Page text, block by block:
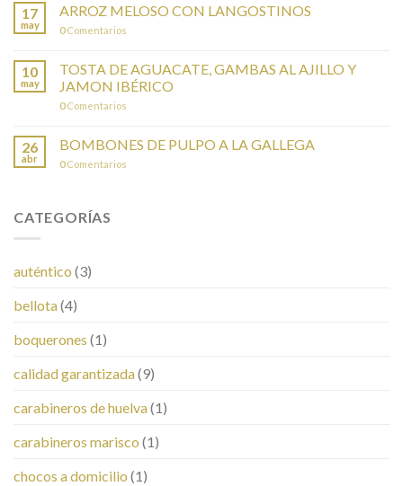
17
may
ARROZ MELOSO CON LANGOSTINOS
0Comentarios
10
may
TOSTA DE AGUACATE, GAMBAS AL AJILLO Y
JAMON IBÉRICO
0Comentarios
26
abr
BOMBONES DE PULPO A LA GALLEGA
0Comentarios
CATEGORÍAS
auténtico (3)
bellota(4)
boquerones (1)
calidad garantizada(9)
carabineros de huelva(1)
carabineros marisco (1)
chocos a domicilio (1)